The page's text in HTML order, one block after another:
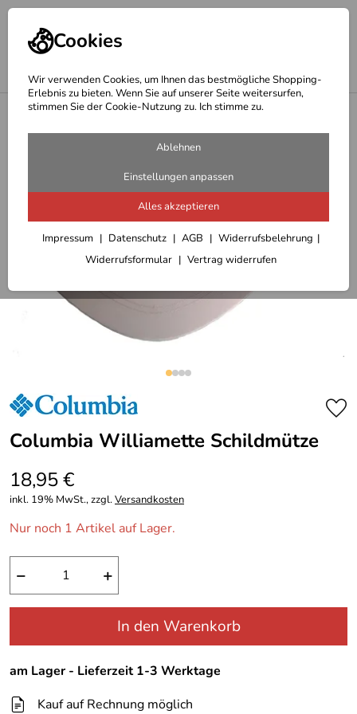
Cookies
Wir verwenden Cookies, um Ihnen das bestmögliche Shopping-
Erlebnis zu bieten. Wenn Sie auf unserer Seite weitersurfen,
stimmen Sie der Cookie-Nutzung zu. Ich stimme zu.
Ablehnen
Einstellungen anpassen
Alles akzeptieren
Impressum Datenschutz AGB
Widerrufsbelehrung
Widerrufsformular
Vertrag widerrufen
Schals-Mützen-Handschuhe
Columbia Williamette Schildmütze
18,95 €
inkl. 19% MwSt., zzgl.Versandkosten
Nur noch 1 Artikel auf Lager.
− +
In den Warenkorb
am Lager - Lieferzeit 1-3 Werktage
Kauf auf Rechnung möglich